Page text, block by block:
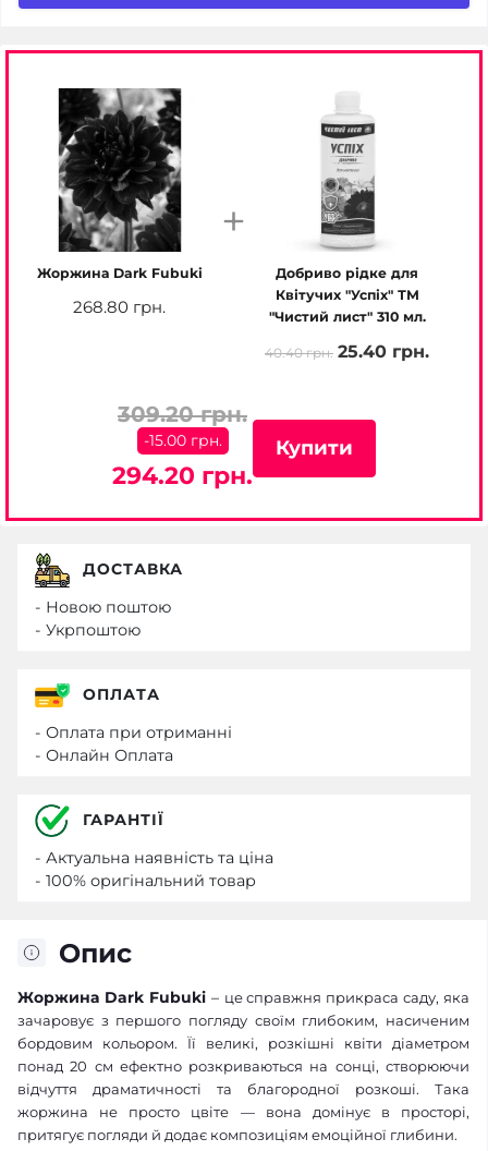
Жоржина Dark Fubuki
268.80 грн.
+
Добриво рідке для
Квітучих "Успіх" ТМ
"Чистий лист" 310 мл.
40.40 грн. 25.40 грн.
309.20 грн.
-15.00 грн.
294.20 грн.
Купити
Опис
Жоржина Dark Fubuki– це справжня прикраса саду, яка
зачаровує з першого погляду своїм глибоким, насиченим
бордовим кольором. Її великі, розкішні квіти діаметром
понад 20 см ефектно розкриваються на сонці, створюючи
відчуття драматичності та благородної розкоші. Така
жоржина не просто цвіте — вона домінує в просторі,
притягує погляди й додає композиціям емоційної глибини.
ДОСТАВКА
- Новою поштою
- Укрпоштою
ОПЛАТА
- Оплата при отриманні
- Онлайн Оплата
ГАРАНТІЇ
- Актуальна наявність та ціна
- 100% оригінальний товар